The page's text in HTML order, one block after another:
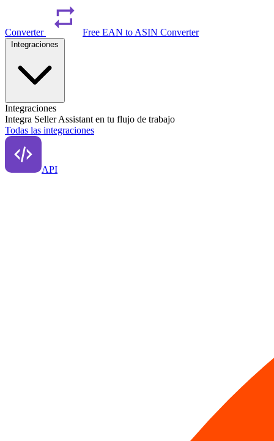
Converter Free EAN to ASIN Converter
Integraciones
Integra Seller Assistant en tu flujo de trabajo
Todas las integraciones
API